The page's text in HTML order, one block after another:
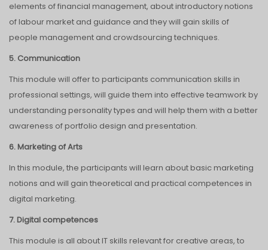
elements of financial management, about introductory notions
of labour market and guidance and they will gain skills of
people management and crowdsourcing techniques.
5. Communication
This module will offer to participants communication skills in
professional settings, will guide them into effective teamwork by
understanding personality types and will help them with a better
awareness of portfolio design and presentation.
6. Marketing of Arts
In this module, the participants will learn about basic marketing
notions and will gain theoretical and practical competences in
digital marketing.
7. Digital competences
This module is all about IT skills relevant for creative areas, to